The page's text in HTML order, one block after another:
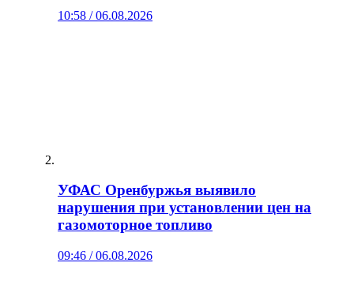
10:58 / 06.08.2026
УФАС Оренбуржья выявило
нарушения при установлении цен на
газомоторное топливо
09:46 / 06.08.2026